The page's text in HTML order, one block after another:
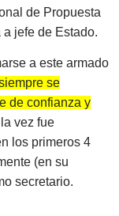
de Propuesta
jefe de Estado.
a este armado
se
de confianza y
vez fue
los primeros 4
(en su
secretario.